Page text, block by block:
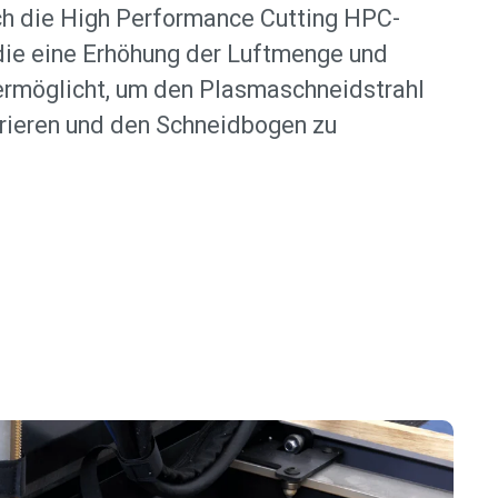
die High Performance Cutting HPC-
eine Erhöhung der Luftmenge und
um den Plasmaschneidstrahl
und den Schneidbogen zu